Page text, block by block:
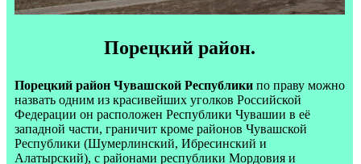
Порецкий район.
Порецкий район Чувашской Республики по праву можно
назвать одним из красивейших уголков Российской
Федерации он расположен Республики Чувашии в её
западной части, граничит кроме районов Чувашской
Республики (Шумерлинский, Ибресинский и
Алатырский), с районами республики Мордовия и